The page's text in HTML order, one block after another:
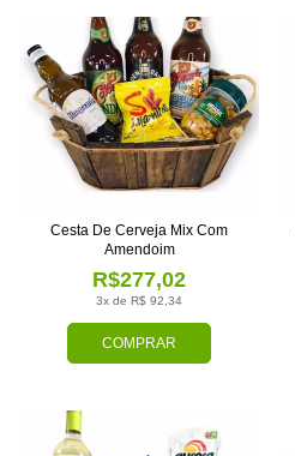
COMPRAR
3x de R$ 92,34
R$277,02
Cesta De Cerveja Mix Com
Amendoim